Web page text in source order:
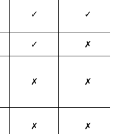
✓ ✓
✓
✗
✗ ✗
✗ ✗